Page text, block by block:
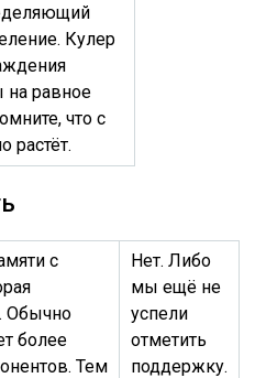
Кулер
на равное
что с
растёт.
с
Обычно
более
Тем
Нет. Либо
мы ещё не
успели
отметить
поддержку.